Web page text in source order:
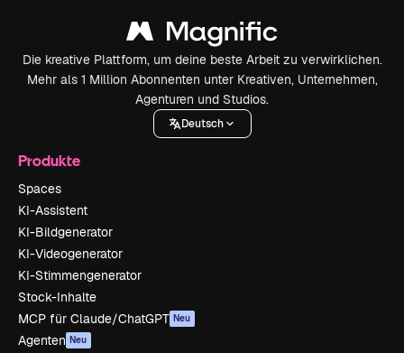
Die kreative Plattform, um deine beste Arbeit zu verwirklichen.
Mehr als 1 Million Abonnenten unter Kreativen, Unternehmen,
Agenturen und Studios.
Deutsch
Produkte
Spaces
KI-Assistent
KI-Bildgenerator
KI-Videogenerator
KI-Stimmengenerator
Stock-Inhalte
MCP für Claude/ChatGPT Neu
Agenten Neu